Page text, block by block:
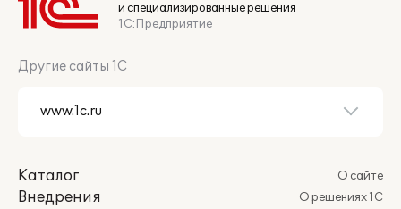
и специализированные решения
1С:Предприятие
Другие сайты 1С
Каталог
Внедрения
О сайте
О решениях 1С